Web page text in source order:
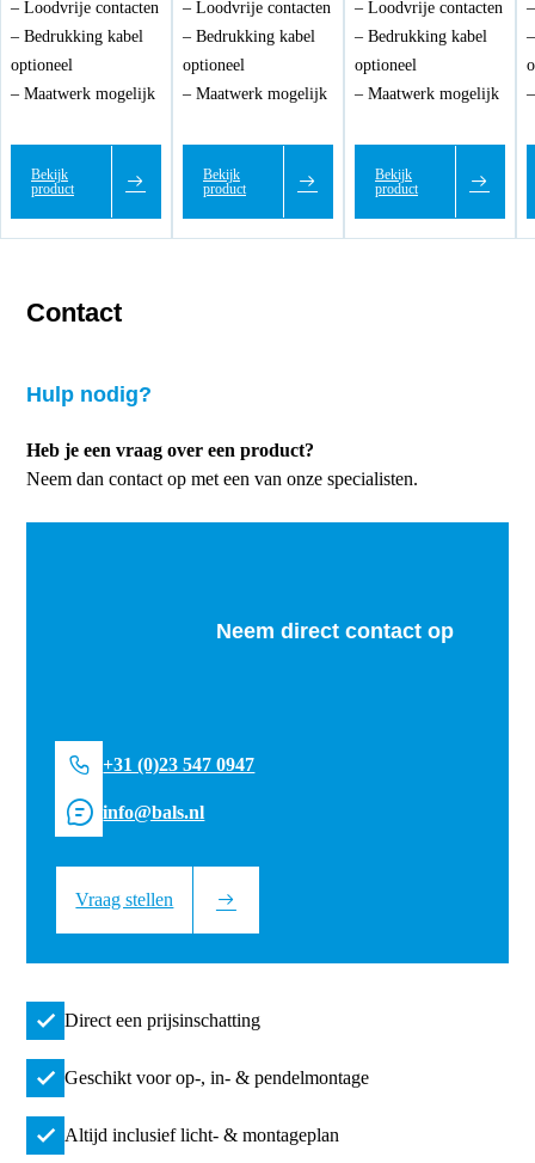
– Loodvrije contacten
– Bedrukking kabel
optioneel
– Maatwerk mogelijk
Bekijk
product
– Loodvrije contacten
– Bedrukking kabel
optioneel
– Maatwerk mogelijk
Bekijk
product
– Loodvrije contacten
– Bedrukking kabel
optioneel
– Maatwerk mogelijk
Bekijk
product
Contact
Hulp nodig?
Heb je een vraag over een product?
Neem dan contact op met een van onze specialisten.
Neem direct contact op
+31 (0)23 547 0947
info@bals.nl
Vraag stellen
Direct een prijsinschatting
Geschikt voor op-, in- & pendelmontage
Altijd inclusief licht- & montageplan